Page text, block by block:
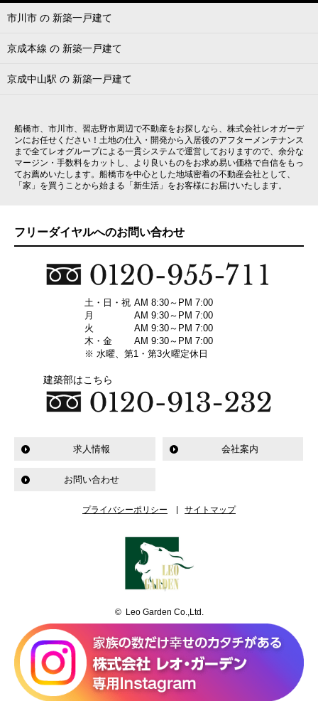
市川市 の 新築一戸建て
京成本線 の 新築一戸建て
京成中山駅 の 新築一戸建て
船橋市、市川市、習志野市周辺で不動産をお探しなら、株式会社レオガーデ
ンにお任せください！土地の仕入・開発から入居後のアフターメンテナンス
まで全てレオグループによる一貫システムで運営しておりますので、余分な
マージン・手数料をカットし、より良いものをお求め易い価格で自信をもっ
てお薦めいたします。船橋市を中心とした地域密着の不動産会社として、
「家」を買うことから始まる「新生活」をお客様にお届けいたします。
フリーダイヤルへのお問い合わせ
土・日・祝 AM 8:30～PM 7:00
月
AM 9:30～PM 7:00
火
AM 9:30～PM 7:00
木・金
AM 9:30～PM 7:00
※ 水曜、第1・第3火曜定休日
建築部はこちら
求人情報 会社案内
お問い合わせ
プライバシーポリシー サイトマップ
© Leo Garden Co.,Ltd.